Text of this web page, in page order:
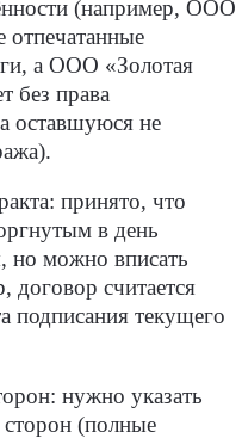
(например, ООО
отпечатанные
а ООО «Золотая
без права
оставшуюся не
принято, что
в день
но можно вписать
считается
подписания текущего
нужно указать
сторон (полные